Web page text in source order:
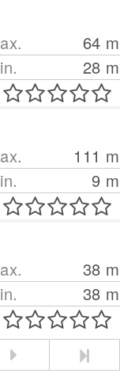
64 m
28 m
111 m
9 m
38 m
38 m